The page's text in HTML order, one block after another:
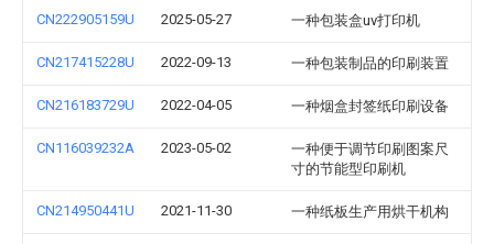
CN222905159U 2025-05-27 一种包装盒uv打印机
CN217415228U 2022-09-13 一种包装制品的印刷装置
CN216183729U 2022-04-05 一种烟盒封签纸印刷设备
CN116039232A 2023-05-02
一种便于调节印刷图案尺
寸的节能型印刷机
CN214950441U 2021-11-30 一种纸板生产用烘干机构